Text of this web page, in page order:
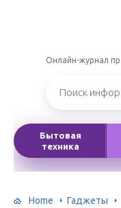
Онлайн-журнал
Бытовая
техника
Home
Гаджеты